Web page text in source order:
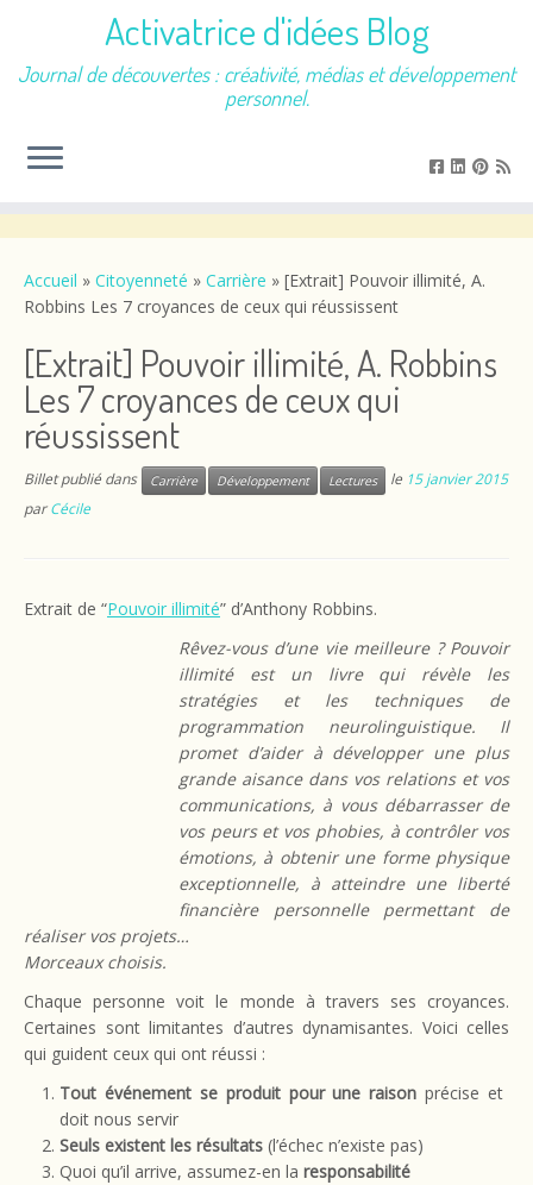
contenu
Activatrice d'idées Blog
Journal de découvertes : créativité, médias et développement
personnel.
Accueil » Citoyenneté » Carrière » [Extrait] Pouvoir illimité, A.
Robbins Les 7 croyances de ceux qui réussissent
[Extrait] Pouvoir illimité, A. Robbins
Les 7 croyances de ceux qui
réussissent
Billet publié dans Carrière Développement Lectures le 15 janvier 2015
parCécile
Extrait de “Pouvoir illimité” d’Anthony Robbins.
Rêvez-vous d’une vie meilleure ? Pouvoir
illimité est un livre qui révèle les
stratégies et les techniques de
programmation neurolinguistique. Il
promet d’aider à développer une plus
grande aisance dans vos relations et vos
communications, à vous débarrasser de
vos peurs et vos phobies, à contrôler vos
émotions, à obtenir une forme physique
exceptionnelle, à atteindre une liberté
financière personnelle permettant de
réaliser vos projets…
Morceaux choisis.
Chaque personne voit le monde à travers ses croyances.
Certaines sont limitantes d’autres dynamisantes. Voici celles
qui guident ceux qui ont réussi :
Tout événement se produit pour une raison précise et
doit nous servir
Seuls existent les résultats (l’échec n’existe pas)
Quoi qu’il arrive, assumez-en la responsabilité